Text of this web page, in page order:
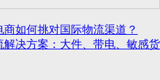
如何挑对国际物流渠道？
决方案：大件、带电、敏感货